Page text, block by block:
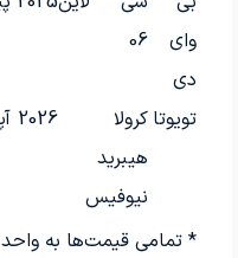
وای
دی
06
تویوتا کرولا
هیبرید
نیوفیس
2026
* تمامی قیمت‌ها به